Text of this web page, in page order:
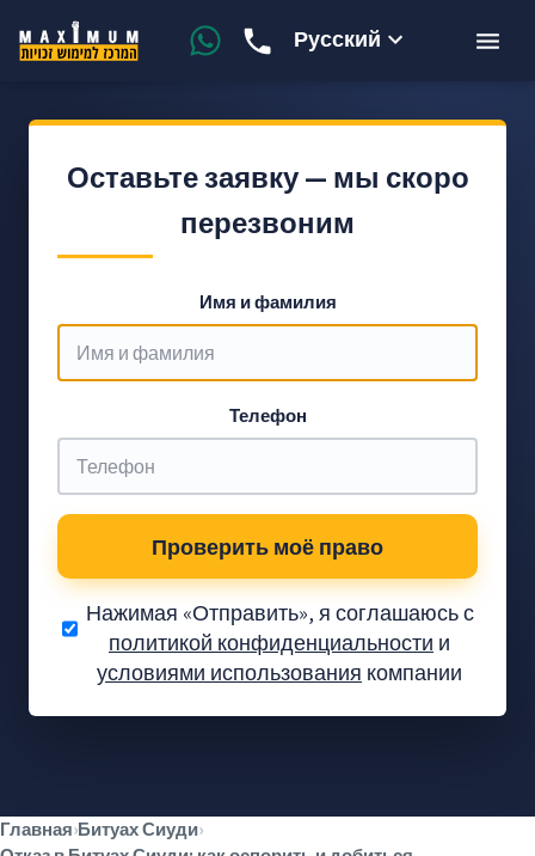
Русский
Оставьте заявку — мы скоро
перезвоним
Имя и фамилия
Телефон
Проверить моё право
Нажимая «Отправить», я соглашаюсь с
политикой конфиденциальности и
условиями использования компании
Положена ли вам
обязательств
✓
Без предоплаты — только
Главная›Битуах Сиуди›